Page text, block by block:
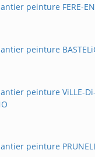
peinture FERE-
peinture
peinture ViLLE-Di-
peinture